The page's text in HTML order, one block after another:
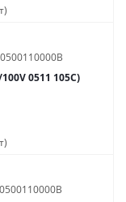
0511 105C)